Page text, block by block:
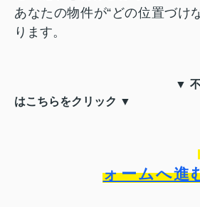
あなたの物件が“どの位置づけ
ります。
▼ 不動産売却
はこちらをクリック ▼
ォームへ進